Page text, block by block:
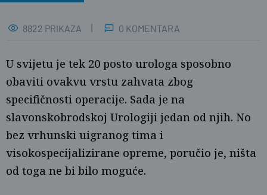
8822 PRIKAZA 0 KOMENTARA
U svijetu je tek 20 posto urologa sposobno
obaviti ovakvu vrstu zahvata zbog
specifičnosti operacije. Sada je na
slavonskobrodskoj Urologiji jedan od njih. No
bez vrhunski uigranog tima i
visokospecijalizirane opreme, poručio je, ništa
od toga ne bi bilo moguće.